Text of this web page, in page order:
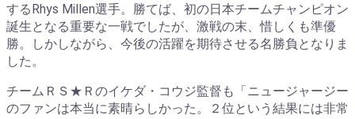
するRhys Millen選手。勝てば、初の日本チームチャンピオン
誕生となる重要な一戦でしたが、激戦の末、惜しくも準優
勝。しかしながら、今後の活躍を期待させる名勝負となりま
した。
チームＲＳ★Ｒのイケダ・コウジ監督も「ニュージャージー
のファンは本当に素晴らしかった。２位という結果には非常